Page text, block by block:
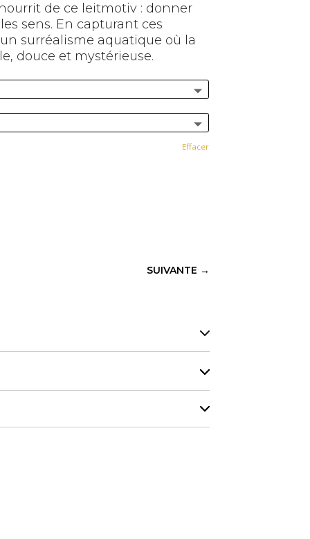
de ce leitmotiv : donner
sens. En capturant ces
surréalisme aquatique où la
douce et mystérieuse.
Effacer
SUIVANTE →